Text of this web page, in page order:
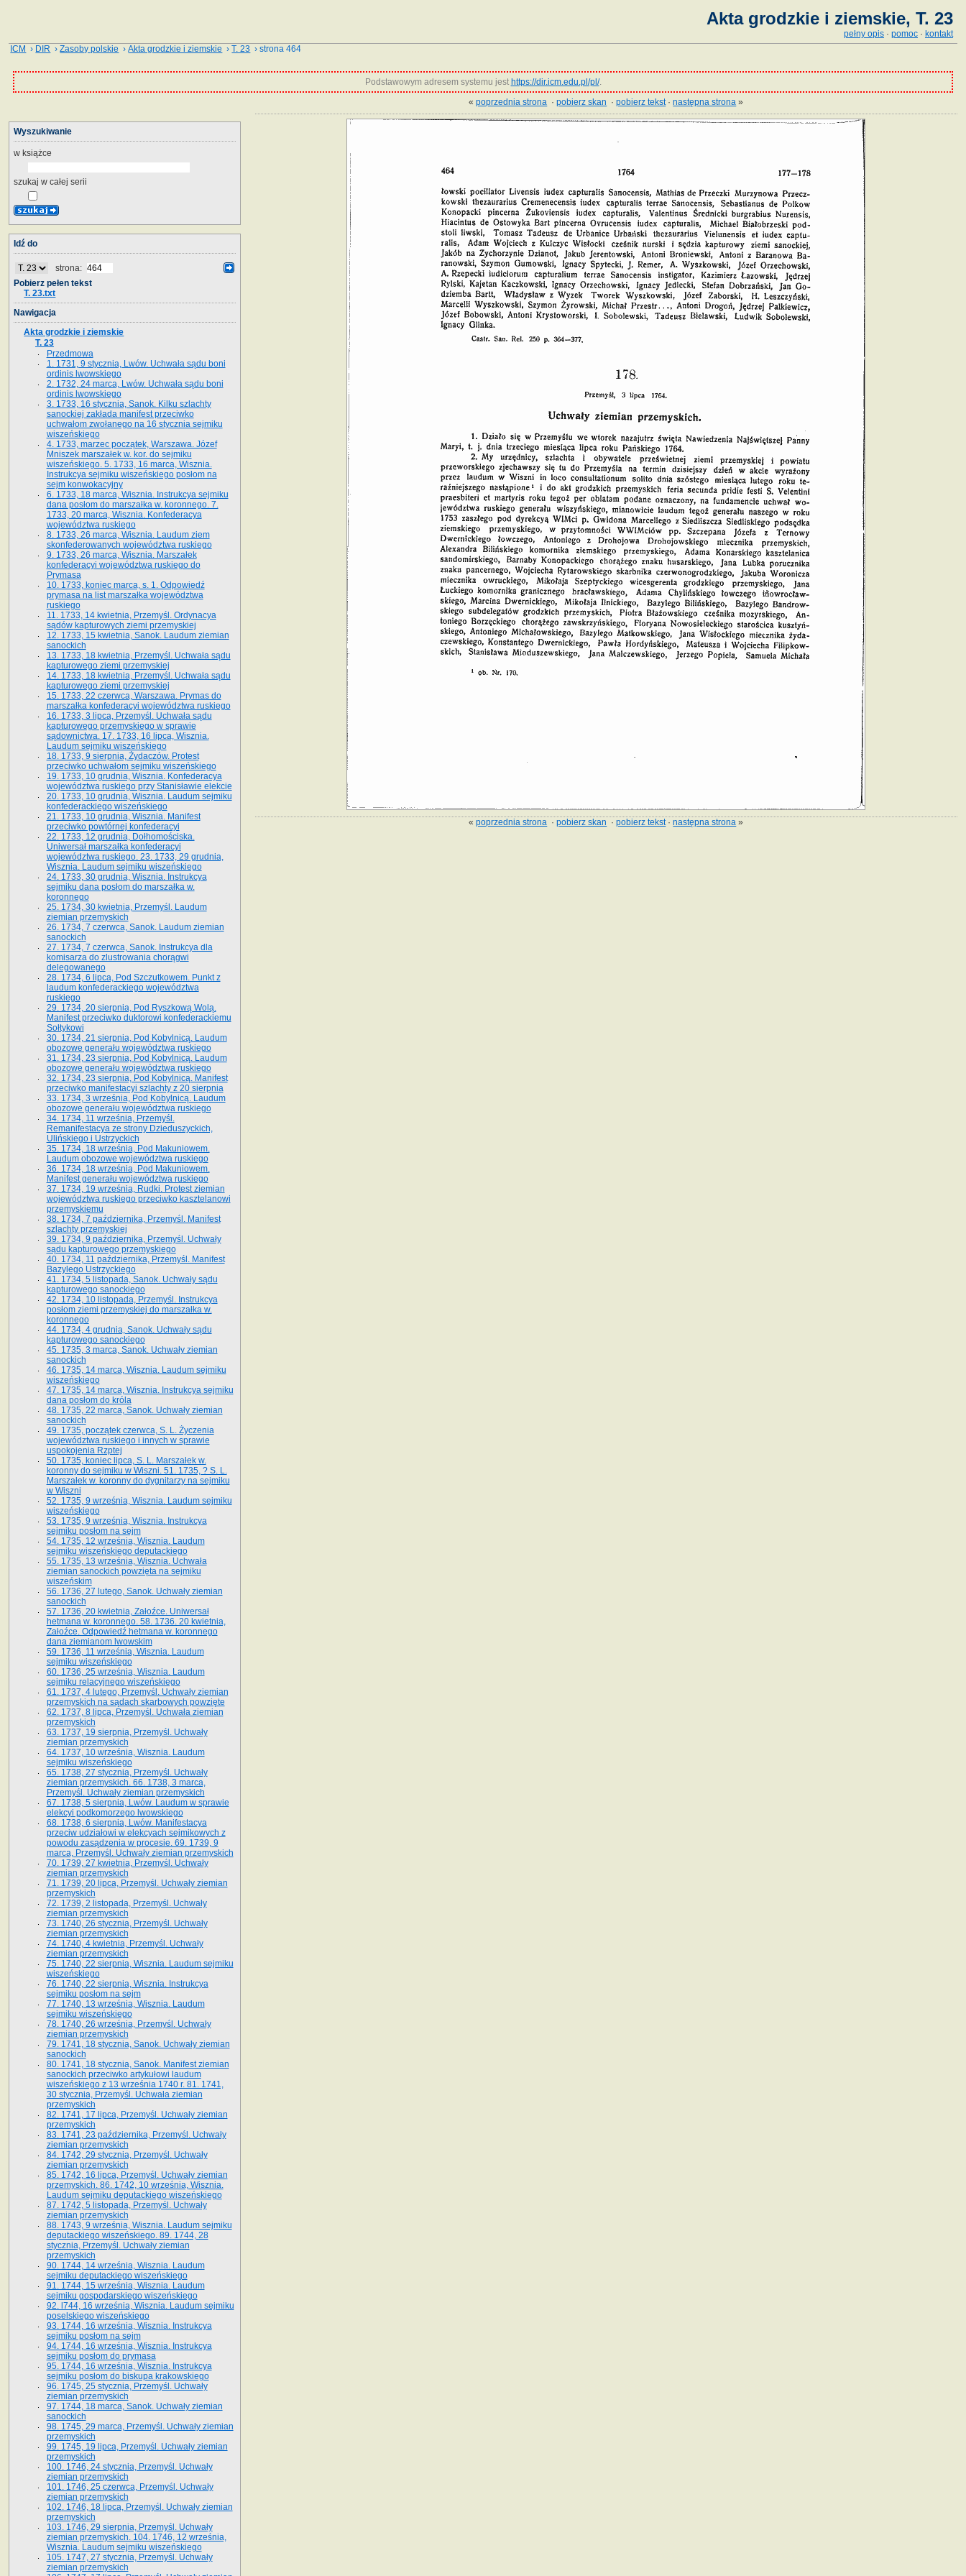
Akta grodzkie i ziemskie, T. 23
pełny opis · pomoc · kontakt
ICM › DIR ›Zasoby polskie ›Akta grodzkie i ziemskie ›T. 23 › strona 464
Podstawowym adresem systemu jest https://dir.icm.edu.pl/pl/.
«poprzednia strona ·pobierz skan ·pobierz tekst·następna strona »
«poprzednia strona ·pobierz skan ·pobierz tekst·następna strona »
Wyszukiwanie
w książce
szukaj w całej serii
Idź do
strona:
Pobierz pełen tekst
T. 23.txt
Nawigacja
Akta grodzkie i ziemskie
T. 23
Przedmowa
1. 1731, 9 stycznia, Lwów. Uchwała sądu boni
ordinis lwowskiego
2. 1732, 24 marca, Lwów. Uchwała sądu boni
ordinis lwowskiego
3. 1733, 16 stycznia, Sanok. Kilku szlachty
sanockiej zakłada manifest przeciwko
uchwałom zwołanego na 16 stycz­nia sejmiku
wiszeńskiego
4. 1733, marzec początek, Warszawa. Józef
Mniszek marszałek w. kor. do sejmiku
wiszeńskiego. 5. 1733, 16 marca, Wisznia.
Instrukcya sejmiku wiszeńskiego posłom na
sejm konwokacyjny
6. 1733, 18 marca, Wisznia. Instrukcya sejmiku
dana posłom do marszałka w. koronnego. 7.
1733, 20 marca, Wisznia. Konfederacya
województwa ruskiego
8. 1733, 26 marca, Wisznia. Laudum ziem
skonfederowanych województwa ruskiego
9. 1733, 26 marca, Wisznia. Marszałek
konfederacyi województwa ruskiego do
Prymasa
10. 1733, koniec marca, s. 1. Odpowiedź
prymasa na list marszałka województwa
ruskiego
11. 1733, 14 kwietnia, Przemyśl. Ordynacya
sądów kapturowych ziemi przemyskiej
12. 1733, 15 kwietnia, Sanok. Laudum ziemian
sanockich
13. 1733, 18 kwietnia, Przemyśl. Uchwała sądu
kapturowego ziemi przemyskiej
14. 1733, 18 kwietnia, Przemyśl. Uchwała sądu
kapturowego ziemi przemyskiej
15. 1733, 22 czerwca, Warszawa. Prymas do
marszałka konfederacyi województwa ruskiego
16. 1733, 3 lipca, Przemyśl. Uchwała sądu
kapturowego przemyskiego w sprawie
sądownictwa. 17. 1733, 16 lipca, Wisznia.
Laudum sejmiku wiszeńskiego
18. 1733, 9 sierpnia, Żydaczów. Protest
przeciwko uchwałom sejmiku wiszeńskiego
19. 1733, 10 grudnia, Wisznia. Konfederacya
województwa ruskiego przy Stanisławie elekcie
20. 1733, 10 grudnia, Wisznia. Laudum sejmiku
konfederackiego wiszeńskiego
21. 1733, 10 grudnia, Wisznia. Manifest
przeciwko powtórnej konfederacyi
22. 1733, 12 grudnia, Dołhomościska.
Uniwersał marszałka konfederacyi
województwa ruskiego. 23. 1733, 29 grudnia,
Wisznia. Laudum sejmiku wiszeńskiego
24. 1733, 30 grudnia, Wisznia. Instrukcya
sejmiku dana posłom do marszałka w.
koronnego
25. 1734, 30 kwietnia, Przemyśl. Laudum
ziemian przemyskich
26. 1734, 7 czerwca, Sanok. Laudum ziemian
sanockich
27. 1734, 7 czerwca, Sanok. Instrukcya dla
komisarza do zlustrowania chorągwi
delegowanego
28. 1734, 6 lipca, Pod Szczutkowem. Punkt z
laudum konfederackiego województwa
ruskiego
29. 1734, 20 sierpnia, Pod Ryszkową Wolą.
Manifest przeciwko duktorowi konfederackiemu
Sołtykowi
30. 1734, 21 sierpnia, Pod Kobylnicą. Laudum
obozowe generału województwa ruskiego
31. 1734, 23 sierpnia, Pod Kobylnicą. Laudum
obozowe generału województwa ruskiego
32. 1734, 23 sierpnia, Pod Kobylnicą. Manifest
przeciwko manifestacyi szlachty z 20 sierpnia
33. 1734, 3 września, Pod Kobylnicą. Laudum
obozowe generału województwa ruskiego
34. 1734, 11 września, Przemyśl.
Remanifestacya ze strony Dzieduszyckich,
Ulińskiego i Ustrzyckich
35. 1734, 18 września, Pod Makuniowem.
Laudum obozowe województwa ruskiego
36. 1734, 18 września, Pod Makuniowem.
Manifest generału województwa ruskiego
37. 1734, 19 września, Rudki. Protest ziemian
województwa ruskiego przeciwko kasztelanowi
przemyskiemu
38. 1734, 7 października, Przemyśl. Manifest
szlachty przemyskiej
39. 1734, 9 października, Przemyśl. Uchwały
sądu kapturowego przemyskiego
40. 1734, 11 października, Przemyśl. Manifest
Bazylego Ustrzyckiego
41. 1734, 5 listopada, Sanok. Uchwały sądu
kapturowego sanockiego
42. 1734, 10 listopada, Przemyśl. Instrukcya
posłom ziemi przemyskiej do marszałka w.
koronnego
44. 1734, 4 grudnia, Sanok. Uchwały sądu
kapturowego sanockiego
45. 1735, 3 marca, Sanok. Uchwały ziemian
sanockich
46. 1735, 14 marca, Wisznia. Laudum sejmiku
wiszeńskiego
47. 1735, 14 marca, Wisznia. Instrukcya sejmiku
dana posłom do króla
48. 1735, 22 marca, Sanok. Uchwały ziemian
sanockich
49. 1735, początek czerwca, S. L. Życzenia
województwa ruskiego i innych w sprawie
uspokojenia Rzptej
50. 1735, koniec lipca, S. L. Marszałek w.
koronny do sejmiku w Wiszni. 51. 1735, ? S. L.
Marszałek w. koronny do dygnitarzy na sejmiku
w Wiszni
52. 1735, 9 września, Wisznia. Laudum sejmiku
wiszeńskiego
53. 1735, 9 września, Wisznia. Instrukcya
sejmiku posłom na sejm
54. 1735, 12 września, Wisznia. Laudum
sejmiku wiszeńskiego deputackiego
55. 1735, 13 września, Wisznia. Uchwała
ziemian sanockich powzięta na sejmiku
wiszeńskim
56. 1736, 27 lutego, Sanok. Uchwały ziemian
sanockich
57. 1736, 20 kwietnia, Załoźce. Uniwersał
hetmana w. koronnego. 58. 1736. 20 kwietnia,
Załoźce. Odpowiedź hetmana w. koronnego
dana ziemianom lwowskim
59. 1736, 11 września, Wisznia. Laudum
sejmiku wiszeńskiego
60. 1736, 25 września, Wisznia. Laudum
sejmiku relacyjnego wiszeńskiego
61. 1737, 4 lutego, Przemyśl. Uchwały ziemian
przemyskich na sądach skarbowych powzięte
62. 1737, 8 lipca, Przemyśl. Uchwała ziemian
przemyskich
63. 1737, 19 sierpnia, Przemyśl. Uchwały
ziemian przemyskich
64. 1737, 10 września, Wisznia. Laudum
sejmiku wiszeńskiego
65. 1738, 27 stycznia, Przemyśl. Uchwały
ziemian przemyskich­­. 66. 1738, 3 marca,
Przemyśl. Uchwały ziemian przemyskich­
67. 1738, 5 sierpnia, Lwów. Laudum w sprawie
elekcyi podkomorzego lwowskiego
68. 1738, 6 sierpnia, Lwów. Manifestacya
przeciw udziałowi w elekcyach sejmikowych z
powodu zasądzenia w procesie. 69. 1739, 9
marca, Przemyśl. Uchwały ziemian przemyskich
70. 1739, 27 kwietnia, Przemyśl. Uchwały
ziemian przemyskich
71. 1739, 20 lipca, Przemyśl. Uchwały ziemian
przemyskich
72. 1739, 2 listopada, Przemyśl. Uchwały
ziemian przemyskich
73. 1740, 26 stycznia, Przemyśl. Uchwały
ziemian przemyskich
74. 1740, 4 kwietnia, Przemyśl. Uchwały
ziemian przemyskich
75. 1740, 22 sierpnia, Wisznia. Laudum sejmiku
wiszeńskiego
76. 1740, 22 sierpnia, Wisznia. Instrukcya
sejmiku posłom na sejm
77. 1740, 13 września, Wisznia. Laudum
sejmiku wiszeńskiego
78. 1740, 26 września, Przemyśl. Uchwały
ziemian przemyskich
79. 1741, 18 stycznia, Sanok. Uchwały ziemian
sanockich
80. 1741, 18 stycznia, Sanok. Manifest ziemian
sanockich przeciwko artykułowi laudum
wiszeńskiego z 13 wrze­śnia 1740 r. 81. 1741,
30 stycznia, Przemyśl. Uchwała ziemian
przemyskich
82. 1741, 17 lipca, Przemyśl. Uchwały ziemian
przemyskich
83. 1741, 23 października, Przemyśl. Uchwały
ziemian przemyskich
84. 1742, 29 stycznia, Przemyśl. Uchwały
ziemian przemyskich
85. 1742, 16 lipca, Przemyśl. Uchwały ziemian
przemyskich. 86. 1742, 10 września, Wisznia.
Laudum sejmiku deputackiego wiszeńskiego
87. 1742, 5 listopada, Przemyśl. Uchwały
ziemian przemyskich
88. 1743, 9 września, Wisznia. Laudum sejmiku
deputackiego wiszeńskiego. 89. 1744, 28
stycznia, Przemyśl. Uchwały ziemian
przemyskich
90. 1744, 14 września, Wisznia. Laudum
sejmiku deputackiego wiszeńskiego
91. 1744, 15 września, Wisznia. Laudum
sejmiku gospodarskiego wiszeńskiego
92. l744, 16 września, Wisznia. Laudum sejmiku
poselskiego wiszeńskiego
93. 1744, 16 września, Wisznia. Instrukcya
sejmiku posłom na sejm
94. 1744, 16 września, Wisznia. Instrukcya
sejmiku posłom do prymasa
95. 1744, 16 września, Wisznia. Instrukcya
sejmiku posłom do biskupa krakowskiego
96. 1745, 25 stycznia, Przemyśl. Uchwały
ziemian przemyskich
97. 1744, 18 marca, Sanok. Uchwały ziemian
sanockich
98. 1745, 29 marca, Przemyśl. Uchwały ziemian
przemyskich
99. 1745, 19 lipca, Przemyśl. Uchwały ziemian
przemyskich
100. 1746, 24 stycznia, Przemyśl. Uchwały
ziemian przemyskich
101. 1746, 25 czerwca, Przemyśl. Uchwały
ziemian przemyskich
102. 1746, 18 lipca, Przemyśl. Uchwały ziemian
przemyskich
103. 1746, 29 sierpnia, Przemyśl. Uchwały
ziemian przemyskich. 104. 1746, 12 września,
Wisznia. Laudum sejmiku wiszeńskiego
105. 1747, 27 stycznia, Przemyśl. Uchwały
ziemian przemyskich